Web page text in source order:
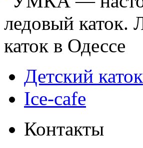
Детский каток
Ice-cafe
Контакты